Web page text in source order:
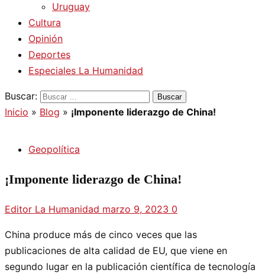
Uruguay
Cultura
Opinión
Deportes
Especiales La Humanidad
Buscar:
Inicio » Blog » ¡Imponente liderazgo de China!
Geopolítica
¡Imponente liderazgo de China!
Editor La Humanidad marzo 9, 2023 0
China produce más de cinco veces que las
publicaciones de alta calidad de EU, que viene en
segundo lugar en la publicación científica de tecnología